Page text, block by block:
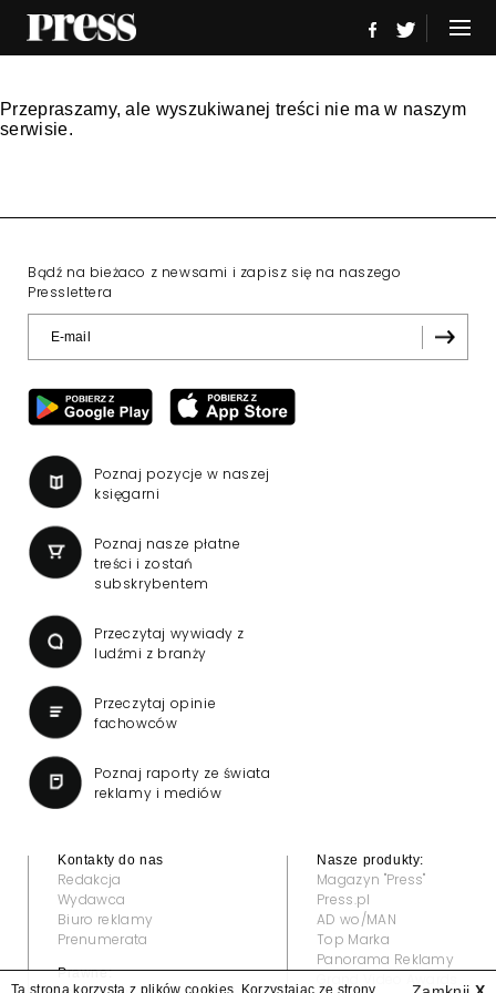
Przepraszamy, ale wyszukiwanej treści nie ma w naszym
serwisie.
Bądź na bieżaco z newsami i zapisz się na naszego
Presslettera
Poznaj pozycje w naszej
księgarni
Poznaj nasze płatne
treści i zostań
subskrybentem
Przeczytaj wywiady z
ludźmi z branży
Przeczytaj opinie
fachowców
Poznaj raporty ze świata
reklamy i mediów
Kontakty do nas
Redakcja
Wydawca
Biuro reklamy
Prenumerata
Prawne:
Nasze produkty:
Magazyn "Press"
Press.pl
AD wo/MAN
Top Marka
Panorama Reklamy
Ta strona korzysta z plików cookies. Korzystając ze strony